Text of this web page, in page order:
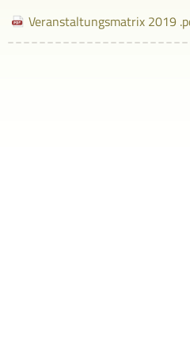
Veranstaltungsmatrix 2019